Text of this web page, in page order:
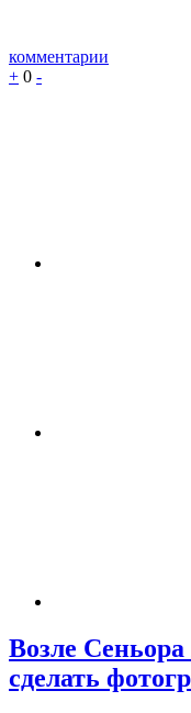
комментарии
+ 0 -
Возле
сделать